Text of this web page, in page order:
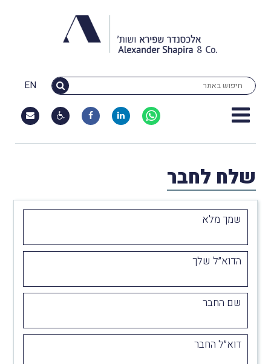
EN
שלח לחבר
שמך מלא
הדוא״ל שלך
שם החבר
דוא״ל החבר